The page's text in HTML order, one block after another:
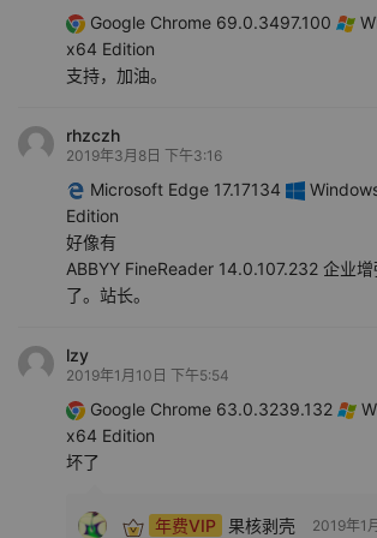
Google Chrome 69.0.3497.100
x64 Edition
支持，加油。
rhzczh
2019年3月8日 下午3:16
Microsoft Edge 17.17134
Edition
好像有
ABBYY FineReader 14.0.107.232 企业
了。站长。
lzy
2019年1月10日 下午5:54
Google Chrome 63.0.3239.132
x64 Edition
坏了
年费VIP 果核剥壳 2019年1